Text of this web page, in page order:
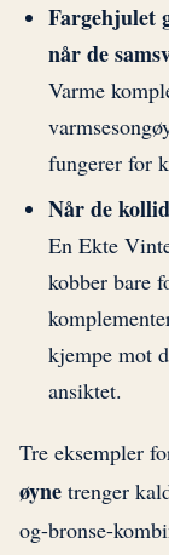
Fargehjulet
når de
Varme
fungerer for
Når de
En Ekte
kobber bare
kjempe mot
ansiktet.
Tre eksempler
øyne trenger
og-bronse-